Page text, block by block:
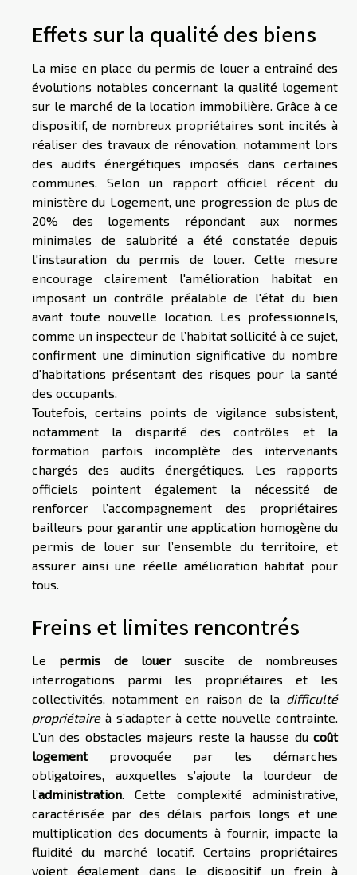
Effets sur la qualité des biens
La mise en place du permis de louer a entraîné des
évolutions notables concernant la qualité logement
sur le marché de la location immobilière. Grâce à ce
dispositif, de nombreux propriétaires sont incités à
réaliser des travaux de rénovation, notamment lors
des audits énergétiques imposés dans certaines
communes. Selon un rapport officiel récent du
ministère du Logement, une progression de plus de
20% des logements répondant aux normes
minimales de salubrité a été constatée depuis
l'instauration du permis de louer. Cette mesure
encourage clairement l'amélioration habitat en
imposant un contrôle préalable de l'état du bien
avant toute nouvelle location. Les professionnels,
comme un inspecteur de l’habitat sollicité à ce sujet,
confirment une diminution significative du nombre
d'habitations présentant des risques pour la santé
des occupants.
Toutefois, certains points de vigilance subsistent,
notamment la disparité des contrôles et la
formation parfois incomplète des intervenants
chargés des audits énergétiques. Les rapports
officiels pointent également la nécessité de
renforcer l’accompagnement des propriétaires
bailleurs pour garantir une application homogène du
permis de louer sur l’ensemble du territoire, et
assurer ainsi une réelle amélioration habitat pour
tous.
Freins et limites rencontrés
Le permis de louersuscite de nombreuses
interrogations parmi les propriétaires et les
collectivités, notamment en raison de la difficulté
propriétaireà s’adapter à cette nouvelle contrainte.
L’un des obstacles majeurs reste la hausse du coût
logementprovoquée par les démarches
obligatoires, auxquelles s’ajoute la lourdeur de
l’administration. Cette complexité administrative,
caractérisée par des délais parfois longs et une
multiplication des documents à fournir, impacte la
fluidité du marché locatif. Certains propriétaires
voient également dans le dispositif un frein à